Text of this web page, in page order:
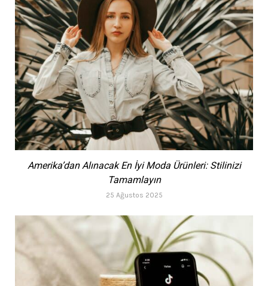
Amerika’dan Alınacak En İyi Moda Ürünleri: Stilinizi
Tamamlayın
25 Ağustos 2025